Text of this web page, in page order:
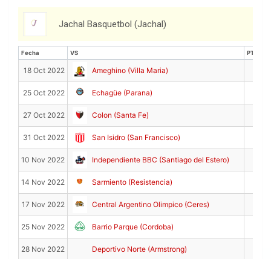
Jachal Basquetbol (Jachal)
Fecha VS
PTS
18 Oct 2022 Ameghino (Villa Maria)
25 Oct 2022 Echagüe (Parana)
27 Oct 2022 Colon (Santa Fe)
31 Oct 2022 San Isidro (San Francisco)
10 Nov 2022 Independiente BBC (Santiago del Estero)
14 Nov 2022 Sarmiento (Resistencia)
17 Nov 2022 Central Argentino Olimpico (Ceres)
25 Nov 2022 Barrio Parque (Cordoba)
28 Nov 2022 Deportivo Norte (Armstrong)